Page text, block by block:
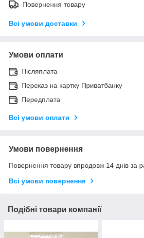
Повернення товару
Всі умови доставки
Умови оплати
Післяплата
Переказ на картку Приватбанку
Передплата
Всі умови оплати
Умови повернення
Повернення товару впродовж 14 днів за
Всі умови повернення
Подібні товари компанії